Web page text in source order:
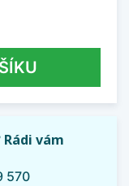
vám
570